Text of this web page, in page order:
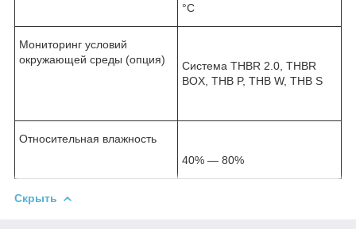
°С
Мониторинг условий
окружающей среды (опция)
Система THBR 2.0, THBR
BOX, THB P, THB W, THB S
Относительная влажность
40% — 80%
Скрыть